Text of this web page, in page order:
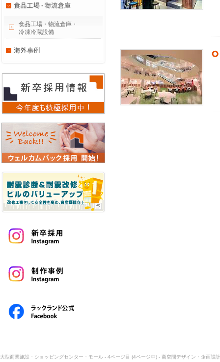
食品工場・物流倉庫・
冷凍冷蔵設備
大型商業施設・ショッピングセンター・モール - 4ページ目 (4ページ中) - 商空間デザイン・企画